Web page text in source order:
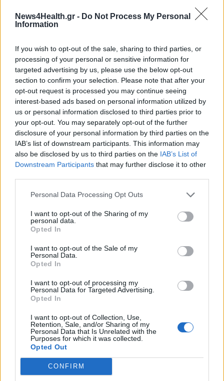
News4Health.gr - Do Not Process My Personal
Information
If you wish to opt-out of the sale, sharing to third parties, or
processing of your personal or sensitive information for
targeted advertising by us, please use the below opt-out
section to confirm your selection. Please note that after your
opt-out request is processed you may continue seeing
interest-based ads based on personal information utilized by
us or personal information disclosed to third parties prior to
your opt-out. You may separately opt-out of the further
disclosure of your personal information by third parties on the
IAB’s list of downstream participants. This information may
also be disclosed by us to third parties on the IAB’s List of
Downstream Participants that may further disclose it to other
Personal Data Processing Opt Outs
I want to opt-out of the Sharing of my
personal data.
Opted In
I want to opt-out of the Sale of my
Personal Data.
Opted In
I want to opt-out of processing my
Personal Data for Targeted Advertising.
Opted In
I want to opt-out of Collection, Use,
Retention, Sale, and/or Sharing of my
Personal Data that Is Unrelated with the
Purposes for which it was collected.
Opted Out
CONFIRM
ΠΟΛΙΤΙΚΉ ΥΓΕΊΑΣ
ΚΕΘΕΑ
ΠΟΛΙΤΙΚΉ ΥΓΕΊΑΣ
Χώροι Εποπτευόμενης Χρήσης ναρκωτικών:
Εκδόθηκε το ΦΕΚ - Ποιες υπηρεσίες παρέχονται
ΤΕΛΕΥΤΑΙΑ ΝΕΑ
Διαβητική αμφιβληστροειδοπάθεια: «Σιωπηλός»
κίνδυνος για την όραση των ασθενών
HEALTH TALK 06/08/2026 - 17:34